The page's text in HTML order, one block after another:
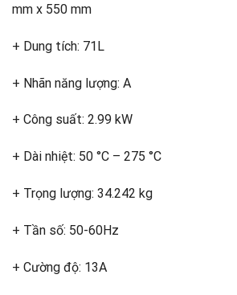
mm x 550 mm
+ Dung tích: 71L
+ Nhãn năng lượng: A
+ Công suất: 2.99 kW
+ Dài nhiệt: 50 °C – 275 °C
+ Trọng lượng: 34.242 kg
+ Tần số: 50-60Hz
+ Cường độ: 13A